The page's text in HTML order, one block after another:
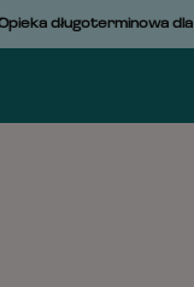
to
długoterminowa dla